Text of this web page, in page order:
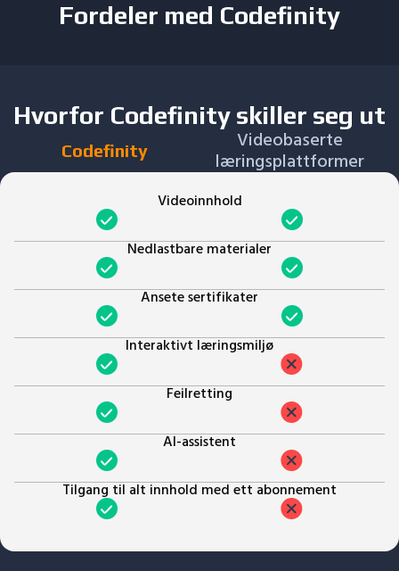
Fordeler med Codefinity
Hvorfor Codefinity skiller seg ut
Codefinity Videobaserte
læringsplattformer
Videoinnhold
Nedlastbare materialer
Ansete sertifikater
Interaktivt læringsmiljø
Feilretting
AI-assistent
Tilgang til alt innhold med ett abonnement